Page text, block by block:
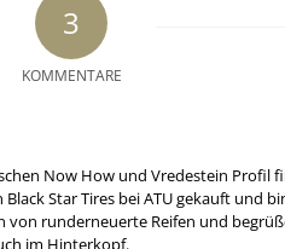
3
KOMMENTARE
Now How und Vredestein Profil
Star Tires bei ATU gekauft und
runderneuerte Reifen und
im Hinterkopf.